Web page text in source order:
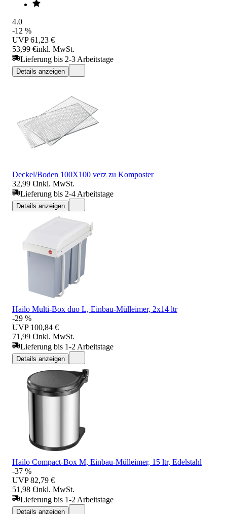
4.0
-12 %
UVP 61,23 €
53,99 €inkl. MwSt.
Lieferung bis 2-3 Arbeitstage
Details anzeigen
Deckel/Boden 100X100 verz zu Komposter
32,99 €inkl. MwSt.
Lieferung bis 2-4 Arbeitstage
Details anzeigen
Hailo Multi-Box duo L, Einbau-Mülleimer, 2x14 ltr
-29 %
UVP 100,84 €
71,99 €inkl. MwSt.
Lieferung bis 1-2 Arbeitstage
Details anzeigen
Hailo Compact-Box M, Einbau-Mülleimer, 15 ltr, Edelstahl
-37 %
UVP 82,79 €
51,98 €inkl. MwSt.
Lieferung bis 1-2 Arbeitstage
Details anzeigen